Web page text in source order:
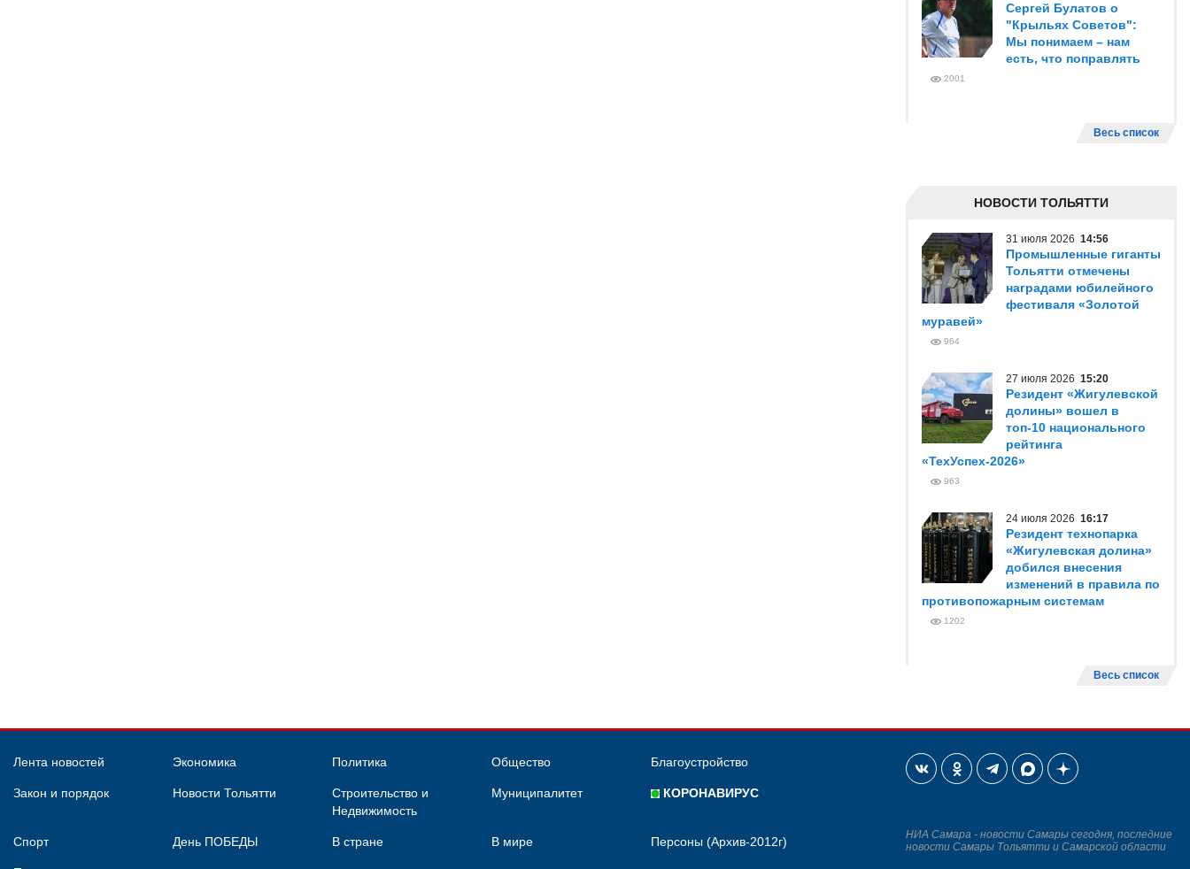
Сергей Булатов о
"Крыльях Советов":
Мы понимаем – нам
есть, что поправлять
2001
Весь список
НОВОСТИ ТОЛЬЯТТИ
31 июля 2026 14:56
Промышленные гиганты
Тольятти отмечены
наградами юбилейного
фестиваля «Золотой
муравей»
964
27 июля 2026 15:20
Резидент «Жигулевской
долины» вошел в
топ-10 национального
рейтинга
«ТехУспех-2026»
963
24 июля 2026 16:17
Резидент технопарка
«Жигулевская долина»
добился внесения
изменений в правила по
противопожарным системам
1202
Весь список
Лента новостей Экономика Политика Общество Благоустройство
Закон и порядок Новости Тольятти
Строительство и
Недвижимость
Муниципалитет КОРОНАВИРУС
Спорт День ПОБЕДЫ В стране В мире Персоны (Архив-2012г)
НИА Самара - новости Самары сегодня, последние
новости Самары Тольятти и Самарской области